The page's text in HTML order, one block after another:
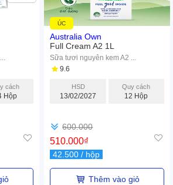
cách
Hộp
Australia Own
ÚC
Full Cream A2 1L
Sữa tươi nguyên kem A2 ...
9.6
HSD
13/02/2027
Quy cách
12 Hộp
600.000
510.000₫
42.500 / hộp
Thêm vào giỏ